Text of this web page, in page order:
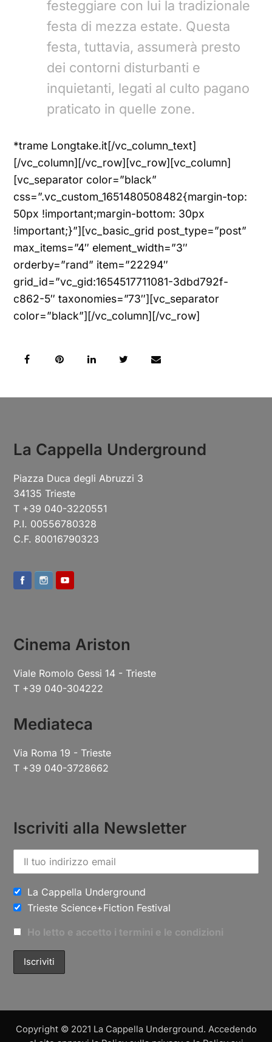
festeggiare con lui la tradizionale
festa di mezza estate. Questa
festa, tuttavia, assumerà presto
dei contorni disturbanti e
inquietanti, legati al culto pagano
praticato in quelle zone.
*trame Longtake.it[/vc_column_text]
[/vc_column][/vc_row][vc_row][vc_column]
[vc_separator color=”black”
css=”.vc_custom_1651480508482{margin-top:
50px !important;margin-bottom: 30px
!important;}”][vc_basic_grid post_type=”post”
max_items=”4″ element_width=”3″
orderby=”rand” item=”22294″
grid_id=”vc_gid:1654517711081-3dbd792f-
c862-5″ taxonomies=”73″][vc_separator
color=”black”][/vc_column][/vc_row]
La Cappella Underground
Piazza Duca degli Abruzzi 3
34135 Trieste
T +39 040-3220551
P.I. 00556780328
C.F. 80016790323
Cinema Ariston
Viale Romolo Gessi 14 - Trieste
T +39 040-304222
Mediateca
Via Roma 19 - Trieste
T +39 040-3728662
Iscriviti alla Newsletter
La Cappella Underground
Trieste Science+Fiction Festival
Ho letto e accetto i termini e le condizioni
Copyright © 2021 La Cappella Underground. Accedendo